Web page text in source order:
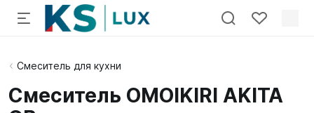
Смеситель для кухни
Смеситель OMOIKIRI AKITA